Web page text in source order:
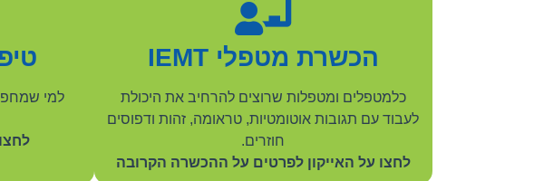
הכשרת מטפלי IEMT
כלמטפלים ומטפלות שרוצים להרחיב את היכולת
לעבוד עם תגובות אוטומטיות, טראומה, זהות ודפוסים
חוזרים.
לחצו על האייקון לפרטים על ההכשרה הקרובה
טיפול
למי